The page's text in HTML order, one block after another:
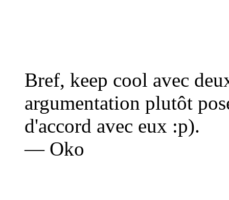
Bref, keep cool avec
argumentation plutôt
d'accord avec eux :p).
— Oko